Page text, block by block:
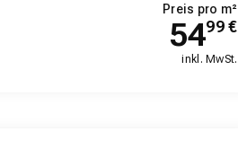
Preis pro m²
5499€
inkl. MwSt.